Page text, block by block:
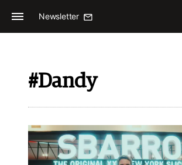
Newsletter
#Dandy